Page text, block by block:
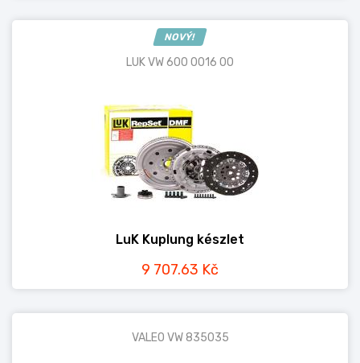
NOVÝ!
LUK VW 600 0016 00
LuK Kuplung készlet
9 707.63 Kč
VALEO VW 835035